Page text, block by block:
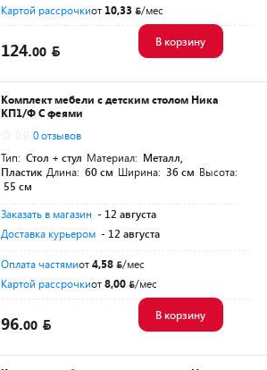
Картой рассрочкиот 10,33 /мес
124.00
В корзину
Комплект мебели с детским столом Ника
КП1/Ф С феями
0 отзывов
Тип: Стол + стул Материал: Металл,
Пластик Длина: 60 см Ширина: 36 см Высота:
55 см
Заказать в магазин - 12 августа
Доставка курьером - 12 августа
Оплата частямиот4,58
/мес
Картой рассрочкиот8,00 /мес
96.00
В корзину